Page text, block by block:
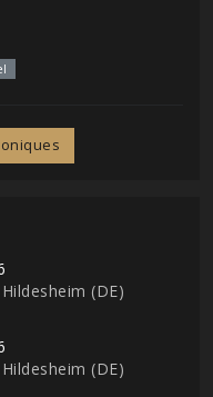
(DE)
(DE)